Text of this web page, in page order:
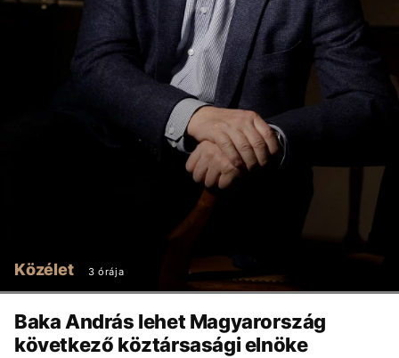
Közélet 3 órája
Baka András lehet Magyarország
következő köztársasági elnöke